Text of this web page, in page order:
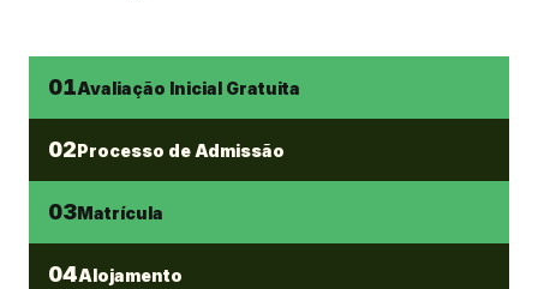
01Avaliação Inicial Gratuita
02Processo de Admissão
03Matrícula
04Alojamento